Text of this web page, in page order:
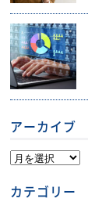
アーカイブ
カテゴリー